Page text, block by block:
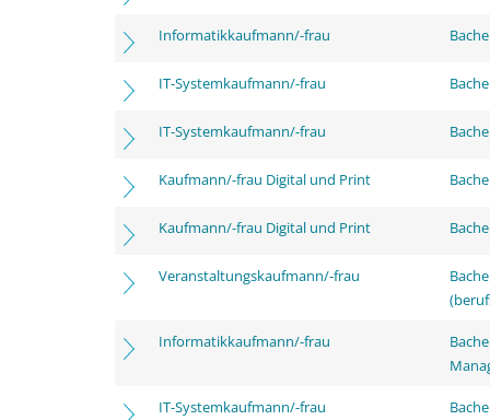
Informatikkaufmann/-frau
IT-Systemkaufmann/-frau
IT-Systemkaufmann/-frau
Kaufmann/-frau Digital und Print
Kaufmann/-frau Digital und Print
Veranstaltungskaufmann/-frau
Informatikkaufmann/-frau
IT-Systemkaufmann/-frau